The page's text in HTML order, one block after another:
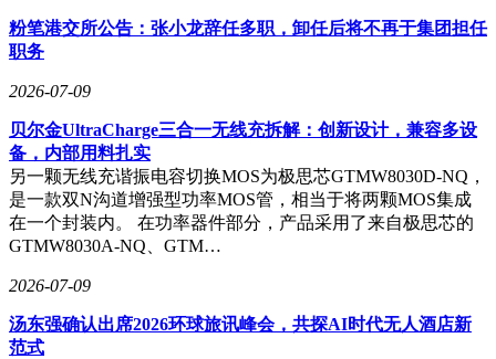
粉笔港交所公告：张小龙辞任多职，卸任后将不再于集团担任
职务
2026-07-09
贝尔金UltraCharge三合一无线充拆解：创新设计，兼容多设
备，内部用料扎实
另一颗无线充谐振电容切换MOS为极思芯GTMW8030D-NQ，
是一款双N沟道增强型功率MOS管，相当于将两颗MOS集成
在一个封装内。 在功率器件部分，产品采用了来自极思芯的
GTMW8030A-NQ、GTM…
2026-07-09
汤东强确认出席2026环球旅讯峰会，共探AI时代无人酒店新
范式